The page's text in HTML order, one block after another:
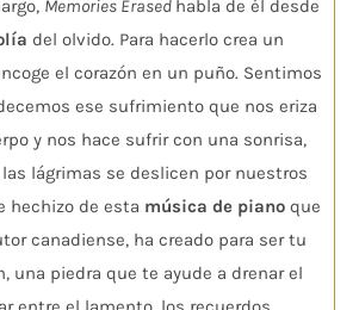
Memories Erased habla de él desde
del olvido. Para hacerlo crea un
el corazón en un puño. Sentimos
ese sufrimiento que nos eriza
y nos hace sufrir con una sonrisa,
lágrimas se deslicen por nuestros
hechizo de esta música de piano que
canadiense, ha creado para ser tu
una piedra que te ayude a drenar el